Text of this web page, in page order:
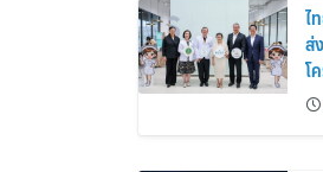
ไ
ส่
โ
ก